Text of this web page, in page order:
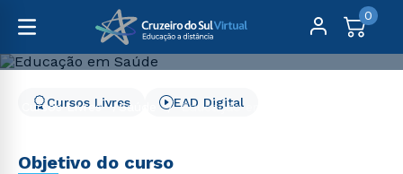
0
Cursos Livres Saúde Educação em Saúde
Cursos Livres EAD Digital
Objetivo do curso